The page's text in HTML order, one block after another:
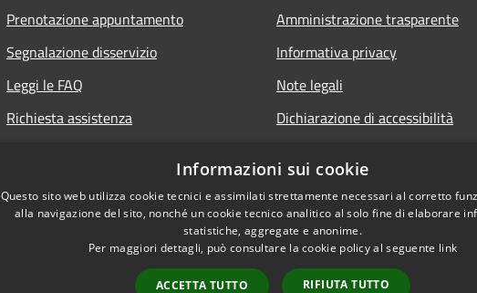
Prenotazione appuntamento
Segnalazione disservizio
Leggi le FAQ
Richiesta assistenza
Amministrazione trasparente
Informativa privacy
Note legali
Dichiarazione di accessibilità
Informazioni sui cookie
Questo sito web utilizza cookie tecnici e assimilati strettamente necessari al corretto
alla navigazione del sito, nonché un cookie tecnico analitico al solo fine di elaborare
statistiche, aggregate e anonime.
Per maggiori dettagli, può consultare la cookie policy al seguente link
ACCETTA TUTTO RIFIUTA TUTTO